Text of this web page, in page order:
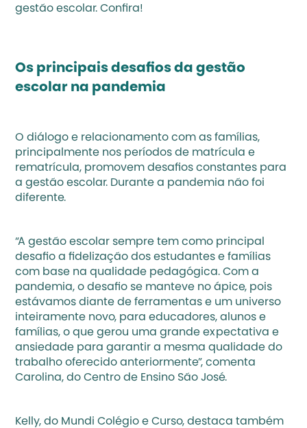
gestão escolar. Confira!
Os principais desafios da gestão
escolar na pandemia
O diálogo e relacionamento com as famílias,
principalmente nos períodos de matrícula e
rematrícula, promovem desafios constantes para
a gestão escolar. Durante a pandemia não foi
diferente.
“A gestão escolar sempre tem como principal
desafio a fidelização dos estudantes e famílias
com base na qualidade pedagógica. Com a
pandemia, o desafio se manteve no ápice, pois
estávamos diante de ferramentas e um universo
famílias, o que gerou uma grande expectativa e
ansiedade para garantir a mesma qualidade do
trabalho oferecido anteriormente”, comenta
Carolina, do Centro de Ensino São José.
Kelly, do Mundi Colégio e Curso, destaca também